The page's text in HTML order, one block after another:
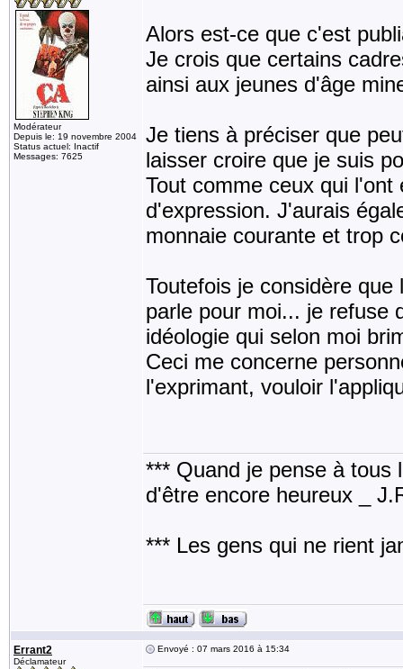
Modérateur
Depuis le: 19 novembre 2004
Status actuel: Inactif
Messages: 7625
Alors est-ce que c'est
Je crois que certains
ainsi aux jeunes d'âge
Je tiens à préciser que
laisser croire que je suis
Tout comme ceux qui
d'expression. J'aurais
monnaie courante et trop
Toutefois je considère
parle pour moi... je refuse
idéologie qui selon moi
Ceci me concerne
l'exprimant, vouloir
*** Quand je pense à tous
d'être encore heureux _
*** Les gens qui ne rient
Errant2
Déclamateur
Envoyé : 07 mars 2016 à 15:34